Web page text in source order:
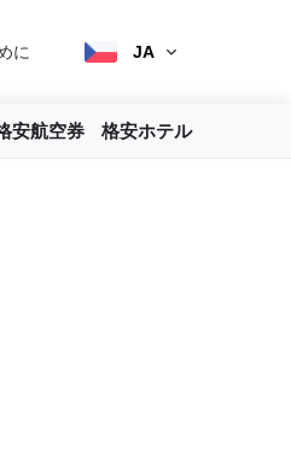
に JA
安航空券 格安ホテル